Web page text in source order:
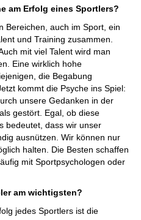
am Erfolg eines Sportlers?
Bereichen, auch im Sport, ein
und Training zusammen.
mit viel Talent wird man
Eine wirklich hohe
die Begabung
kommt die Psyche ins Spiel:
unsere Gedanken in der
gestört. Egal, ob diese
bedeutet, dass wir unser
ausnützen. Wir können nur
halten. Die Besten schaffen
mit Sportpsychologen oder
am wichtigsten?
jedes Sportlers ist die